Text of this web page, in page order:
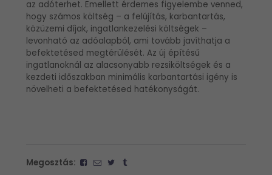
az adóterhet. Emellett érdemes figyelembe venned,
hogy számos költség – a felújítás, karbantartás,
közüzemi díjak, ingatlankezelési költségek –
levonható az adóalapból, ami tovább javíthatja a
befektetésed megtérülését. Az új építésű
ingatlanoknál az alacsonyabb rezsiköltségek és a
kezdeti időszakban minimális karbantartási igény is
növelheti a befektetésed hatékonyságát.
Megosztás: